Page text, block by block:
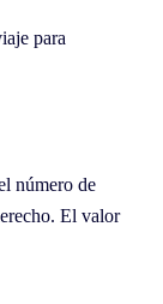
para
número de
El valor